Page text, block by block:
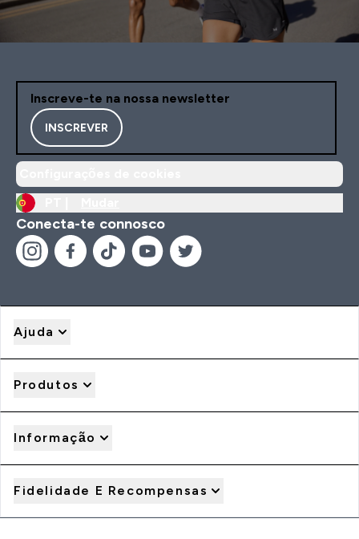
Inscreve-te na nossa newsletter
INSCREVER
Conecta-te connosco
Ajuda
Produtos
Informação
Fidelidade E Recompensas